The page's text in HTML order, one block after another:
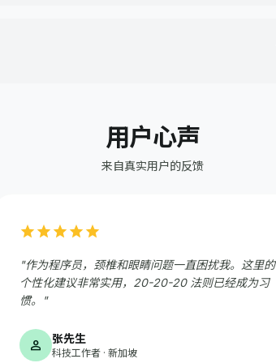
用户心声
来自真实用户的反馈
starstarstarstarstar
"作为程序员，颈椎和眼睛问题一直困扰我。这里的
个性化建议非常实用，20-20-20 法则已经成为习
惯。"
person 张先生
科技工作者 · 新加坡